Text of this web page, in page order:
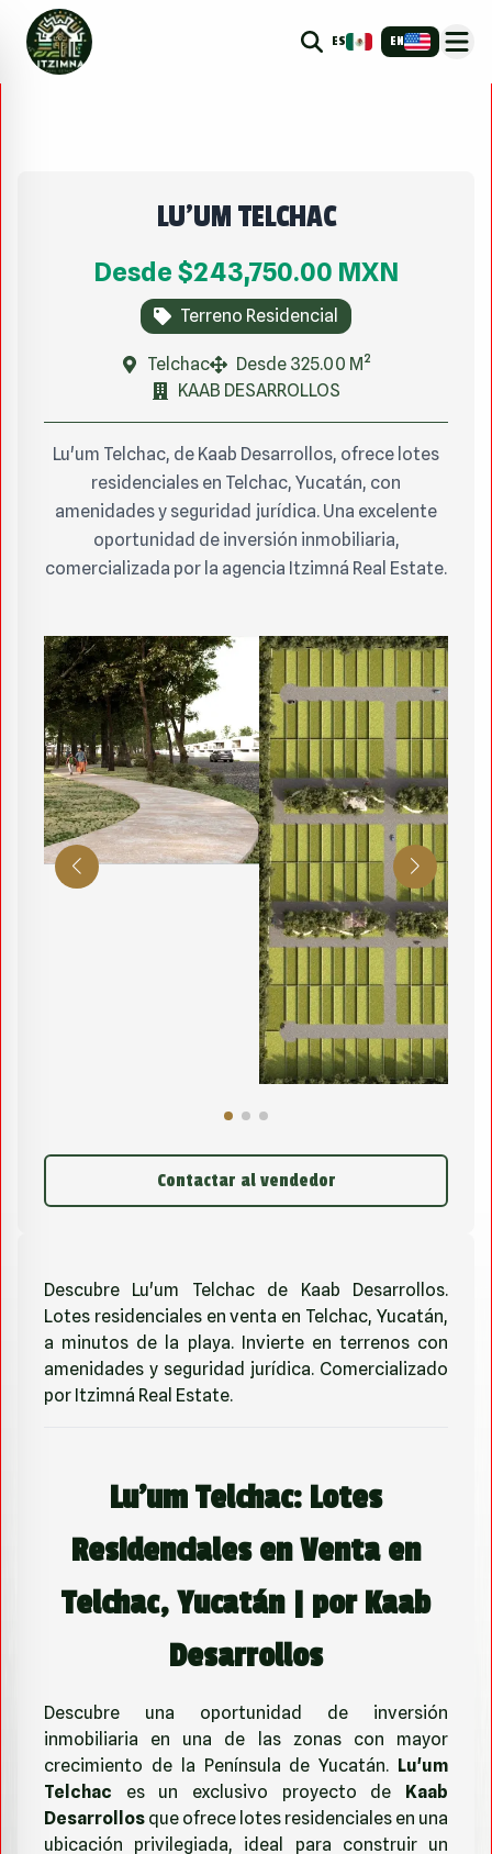
ES EN
LU'UM TELCHAC
Desde $243,750.00 MXN
Terreno Residencial
Telchac
Desde 325.00 M²
KAAB DESARROLLOS
Lu'um Telchac, de Kaab Desarrollos, ofrece lotes
residenciales en Telchac, Yucatán, con
amenidades y seguridad jurídica. Una excelente
oportunidad de inversión inmobiliaria,
comercializada por la agencia Itzimná Real Estate.
Contactar al vendedor
Descubre Lu'um Telchac de Kaab Desarrollos.
Lotes residenciales en venta en Telchac, Yucatán,
a minutos de la playa. Invierte en terrenos con
amenidades y seguridad jurídica. Comercializado
por Itzimná Real Estate.
Lu'um Telchac: Lotes
Residenciales en Venta en
Telchac, Yucatán | por Kaab
Desarrollos
Descubre una oportunidad de inversión
inmobiliaria en una de las zonas con mayor
crecimiento de la Península de Yucatán. Lu'um
Telchac es un exclusivo proyecto de Kaab
Desarrollos que ofrece lotes residenciales en una
ubicación privilegiada, ideal para construir un